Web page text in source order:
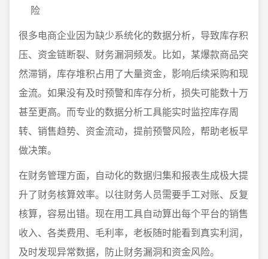
险
很多电商企业因为缺少系统化的数据分析，导致库存积
压、资金链断裂、财务漏洞频发。比如，某爆款商品突
然滞销，库存堆积占用了大量资金，影响后续采购和现
金流。如果没有及时预警和库存分析，损失可能数十万
甚至更高。而专业的数据分析工具能实时监控库存周
转、销售趋势、资金流动，提前预警风险，帮助老板早
做决策。
在财务管理方面，自动化的数据归集和报表生成极大提
升了财务核算效率。以往财务人员需要手工对账、反复
核算，容易出错。现在用工具自动算出每个平台的销售
收入、各类费用、毛利率，老板随时能看到真实利润，
及时发现异常数据，防止财务漏洞和资金风险。